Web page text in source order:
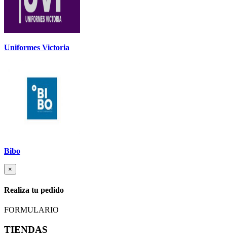
Uniformes Victoria
Bibo
×
Realiza tu pedido
FORMULARIO
TIENDAS